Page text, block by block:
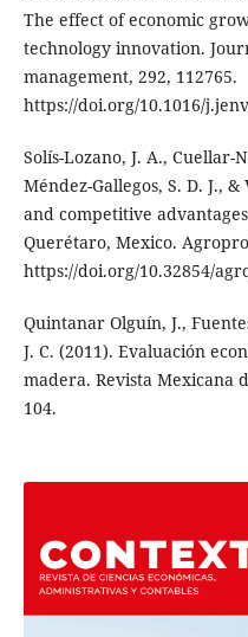
The effect of economic
technology innovation.
management, 292, 112765.
https://doi.org/10.1016/
Solís-Lozano, J. A., Cuellar-
Méndez-Gallegos, S. D. J.,
and competitive
Querétaro, Mexico.
https://doi.org/10.32854/
Quintanar Olguín, J.,
J. C. (2011). Evaluación
madera. Revista Mexicana
104.